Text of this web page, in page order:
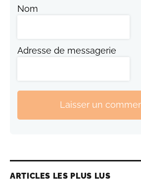
Nom
Adresse de messagerie
Laisser un
ARTICLES LES PLUS LUS